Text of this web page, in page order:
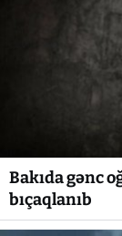
Bakıda gənc
bıçaqlanıb